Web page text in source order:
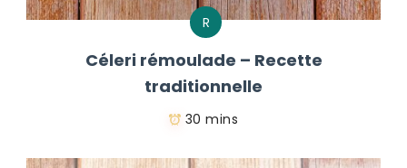
R
Céleri rémoulade – Recette
traditionnelle
30 mins